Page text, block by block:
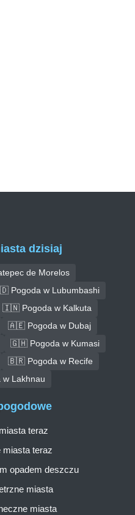
dzisiaj
de Morelos
Pogoda w Lubumbashi
🇮🇳 Pogoda w Kalkuta
🇦🇪 Pogoda w Dubaj
🇬🇭 Pogoda w Kumasi
🇧🇷 Pogoda w Recife
Lakhnau
teraz
miasta teraz
opadem deszczu
miasta
miasta